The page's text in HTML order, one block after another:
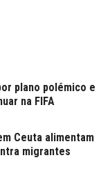
plano polémico e
na FIFA
Ceuta alimentam
migrantes